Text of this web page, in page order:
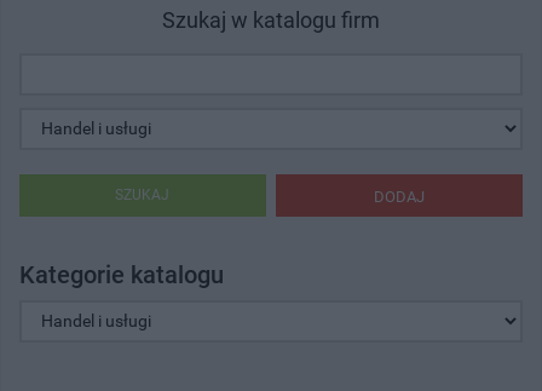
Szukaj w katalogu firm
DODAJ
SZUKAJ
Kategorie katalogu